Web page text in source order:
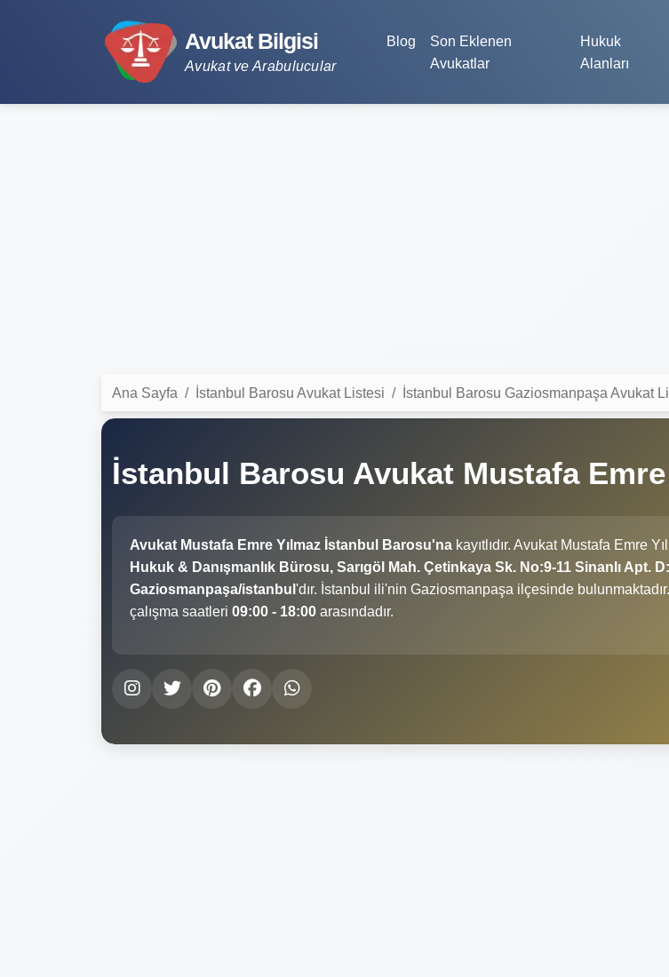
Avukat Bilgisi
Avukat ve Arabulucular
Blog
Son Eklenen
Avukatlar
Hukuk
Alanları
Ana Sayfa İstanbul Barosu Avukat Listesi İstanbul Barosu Gaziosmanpaşa Avukat
İstanbul Barosu Avukat Mustafa Emre
Avukat Mustafa Emre Yılmaz İstanbul Barosu'na kayıtlıdır. Avukat Mustafa Emre
Hukuk & Danışmanlık Bürosu, Sarıgöl Mah. Çetinkaya Sk. No:9-11 Sinanlı Apt.
Gaziosmanpaşa/istanbul 'dır. İstanbul ili'nin Gaziosmanpaşa ilçesinde
çalışma saatleri 09:00 - 18:00 arasındadır.